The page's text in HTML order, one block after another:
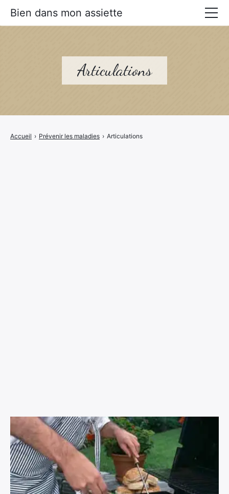
Articulations
Accueil › Prévenir les maladies › Articulations
Bien dans mon assiette
Prévenir les maladies